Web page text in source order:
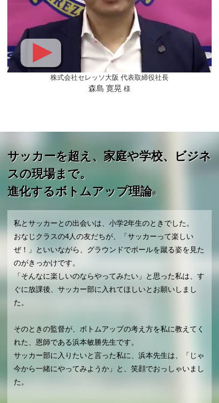
株式会社セレッソ大阪 代表取締役社長
森島 寛晃 様
サッカーを超え、家庭や学校、ビジネ
スの現場まで。
進化するボトムアップ理論®
私とサッカーとの出会いは、小学2年生のときでした。
おなじクラスの4人の友だちが、「サッカーって楽しい
ぜ！」といいながら、グラウンドでボールを蹴る姿を見た
のがきっかけです。
「そんなに楽しいのならやってみたい」と思った私は、す
ぐに放課後、サッカー部に入れてほしいとお願いしまし
た。
そのときの監督が、ボトムアップの考え方を私に教えてく
れた、恩師である浜本敏勝先生です。
サッカー部に入りたいと言った私に、浜本先生は、「じゃ
今から一緒にやってみようか」と、笑顔でおっしゃいまし
た。